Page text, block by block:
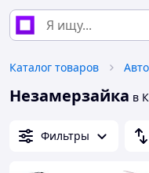
Каталог товаров
Незамерзайка в
Фильтры